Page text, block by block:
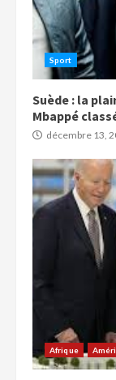
Sport
Suède : la
Mbappé
décembre 13,
Afrique